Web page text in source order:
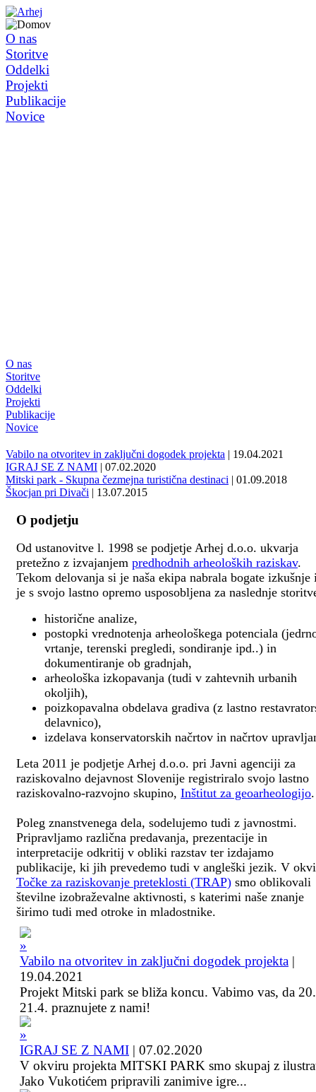
O nas
Storitve
Oddelki
Projekti
Publikacije
Novice
O nas
Storitve
Oddelki
Projekti
Publikacije
Novice
Vabilo na otvoritev in zaključni dogodek projekta | 19.04.2021
IGRAJ SE Z NAMI | 07.02.2020
Mitski park - Skupna čezmejna turistična destinaci | 01.09.2018
Škocjan pri Divači | 13.07.2015
O podjetju
Od ustanovitve l. 1998 se podjetje Arhej d.o.o. ukvarja
pretežno z izvajanjem predhodnih arheoloških raziskav.
Tekom delovanja si je naša ekipa nabrala bogate izkušnje
je s svojo lastno opremo usposobljena za naslednje
historične analize,
postopki vrednotenja arheološkega potenciala
vrtanje, terenski pregledi, sondiranje ipd..) in
dokumentiranje ob gradnjah,
arheološka izkopavanja (tudi v zahtevnih urbanih
okoljih),
poizkopavalna obdelava gradiva (z lastno
delavnico),
izdelava konservatorskih načrtov in načrtov
Leta 2011 je podjetje Arhej d.o.o. pri Javni agenciji za
raziskovalno dejavnost Slovenije registriralo svojo lastno
raziskovalno-razvojno skupino, Inštitut za geoarheologijo.
Poleg znanstvenega dela, sodelujemo tudi z javnostmi.
Pripravljamo različna predavanja, prezentacije in
interpretacije odkritij v obliki razstav ter izdajamo
publikacije, ki jih prevedemo tudi v angleški jezik. V
Točke za raziskovanje preteklosti (TRAP) smo oblikovali
številne izobraževalne aktivnosti, s katerimi naše znanje
širimo tudi med otroke in mladostnike.
Vabilo na otvoritev in zaključni dogodek projekta |
19.04.2021
Projekt Mitski park se bliža koncu. Vabimo vas, da
21.4. praznujete z nami!
IGRAJ SE Z NAMI | 07.02.2020
V okviru projekta MITSKI PARK smo skupaj z
Jako Vukotićem pripravili zanimive igre...